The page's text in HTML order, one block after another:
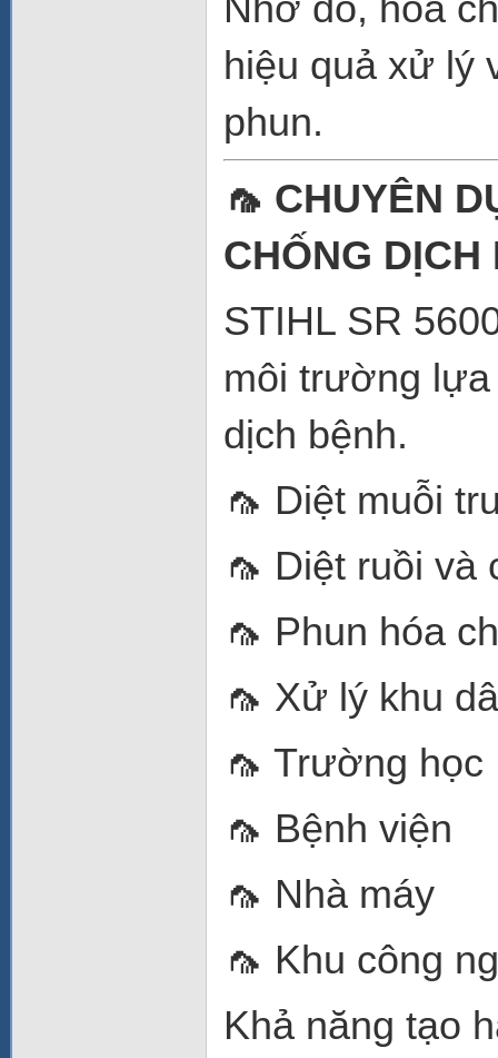
hiệu quả xử lý
phun.
🦟 CHUYÊN
CHỐNG DỊCH
STIHL SR
môi trường lựa
dịch bệnh.
🦟 Diệt muỗi
🦟 Diệt ruồi và
🦟 Phun hóa
🦟 Xử lý khu
🦟 Trường học
🦟 Bệnh viện
🦟 Nhà máy
🦟 Khu công
Khả năng tạo